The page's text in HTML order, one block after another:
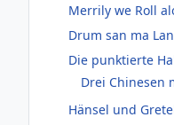
Merrily we Roll
Drum san ma
Die punktierte
Drei Chinesen
Hänsel und